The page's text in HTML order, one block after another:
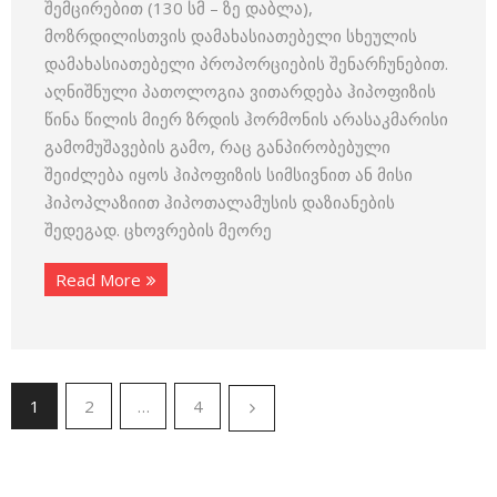
შემცირებით (130 სმ – ზე დაბლა),
მოზრდილისთვის დამახასიათებელი სხეულის
დამახასიათებელი პროპორციების შენარჩუნებით.
აღნიშნული პათოლოგია ვითარდება ჰიპოფიზის
წინა წილის მიერ ზრდის ჰორმონის არასაკმარისი
გამომუშავების გამო, რაც განპირობებული
შეიძლება იყოს ჰიპოფიზის სიმსივნით ან მისი
ჰიპოპლაზიით ჰიპოთალამუსის დაზიანების
შედეგად. ცხოვრების მეორე
Read More
1 2 … 4